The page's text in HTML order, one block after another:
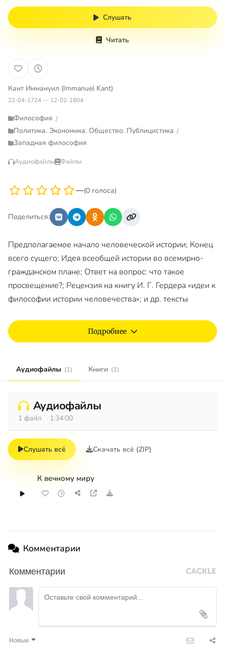
Слушать
Читать
Кант Иммануил (Immanuel Kant)
22-04-1724 — 12-02-1804
Философия /
Политика. Экономика. Общество. Публицистика /
Западная философия
Аудиофайлы Файлы
—(0 голоса)
Поделиться:
Предполагаемое начало человеческой истории; Конец
всего сущего; Идея всеобщей истории во всемирно-
гражданском плане; Ответ на вопрос: что такое
просвещение?; Рецензия на книгу И. Г. Гердера «идеи к
философии истории человечества»; и др. тексты
Подробнее
Аудиофайлы (1) Книги (1)
Аудиофайлы
1 файл 1:34:00
Слушать всё Скачать всё (ZIP)
К вечному миру
Комментарии
Комментарии
Новые